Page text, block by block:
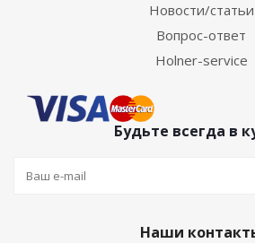
Новости/статьи
Вопрос-ответ
Holner-service
Будьте всегда в
Наши